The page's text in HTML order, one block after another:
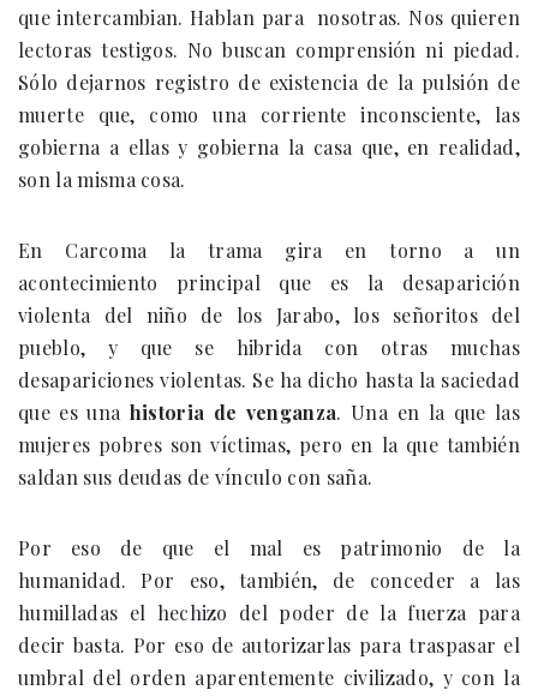
que intercambian. Hablan para nosotras. Nos quieren
lectoras testigos. No buscan comprensión ni piedad.
Sólo dejarnos registro de existencia de la pulsión de
muerte que, como una corriente inconsciente, las
gobierna a ellas y gobierna la casa que, en realidad,
son la misma cosa.
En Carcoma la trama gira en torno a un
acontecimiento principal que es la desaparición
violenta del niño de los Jarabo, los señoritos del
pueblo, y que se hibrida con otras muchas
desapariciones violentas. Se ha dicho hasta la saciedad
que es una historia de venganza. Una en la que las
mujeres pobres son víctimas, pero en la que también
saldan sus deudas de vínculo con saña.
Por eso de que el mal es patrimonio de la
humanidad. Por eso, también, de conceder a las
humilladas el hechizo del poder de la fuerza para
decir basta. Por eso de autorizarlas para traspasar el
umbral del orden aparentemente civilizado, y con la